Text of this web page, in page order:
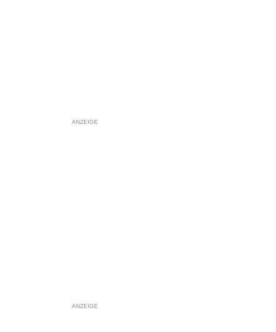
ANZEIGE
ANZEIGE